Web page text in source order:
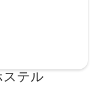
テル